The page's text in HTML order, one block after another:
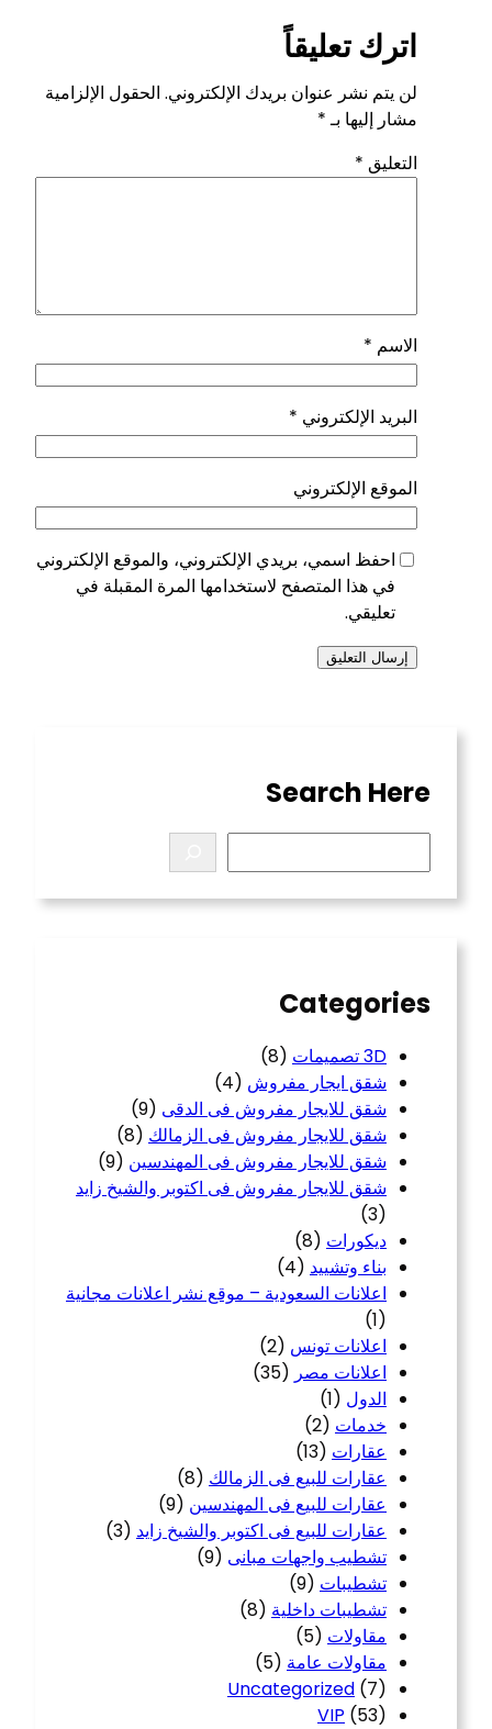
اترك تعليقاً
لن يتم نشر عنوان بريدك الإلكتروني. الحقول الإلزامية
مشار إليها بـ*
التعليق *
الاسم *
البريد الإلكتروني *
الموقع الإلكتروني
احفظ اسمي، بريدي الإلكتروني، والموقع الإلكتروني
في هذا المتصفح لاستخدامها المرة المقبلة في
تعليقي.
Search Here
e
a
Categories
3D تصميمات
(8)
شقق ايجار مفروش (4)
شقق للايجار مفروش فى الدقى (9)
شقق للايجار مفروش فى الزمالك (8)
شقق للايجار مفروش فى المهندسين (9)
شقق للايجار مفروش فى اكتوبر والشيخ زايد
(3)
ديكورات (8)
بناء وتشييد (4)
اعلانات السعودية – موقع نشر اعلانات مجانية
(1)
اعلانات تونس (2)
اعلانات مصر (35)
الدول (1)
خدمات (2)
عقارات (13)
عقارات للبيع فى الزمالك (8)
عقارات للبيع فى المهندسين (9)
عقارات للبيع فى اكتوبر والشيخ زايد (3)
تشطيب واجهات مبانى (9)
تشطيبات (9)
تشطيبات داخلية (8)
مقاولات (5)
مقاولات عامة (5)
Uncategorized (7)
VIP (53)